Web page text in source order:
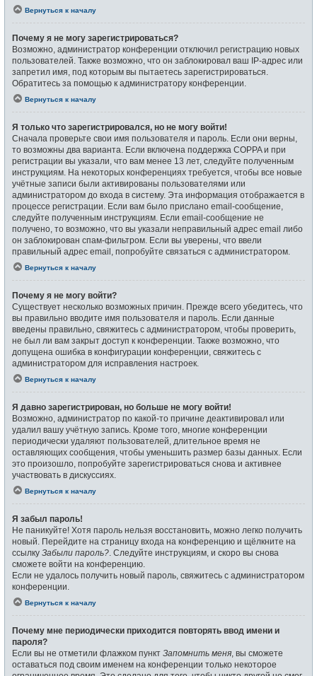
Вернуться к началу
Почему я не могу зарегистрироваться?
Возможно, администратор конференции отключил регистрацию новых
пользователей. Также возможно, что он заблокировал ваш IP-адрес или
запретил имя, под которым вы пытаетесь зарегистрироваться.
Обратитесь за помощью к администратору конференции.
Вернуться к началу
Я только что зарегистрировался, но не могу войти!
Сначала проверьте свои имя пользователя и пароль. Если они верны,
то возможны два варианта. Если включена поддержка COPPA и при
регистрации вы указали, что вам менее 13 лет, следуйте полученным
инструкциям. На некоторых конференциях требуется, чтобы все новые
учётные записи были активированы пользователями или
администратором до входа в систему. Эта информация отображается в
процессе регистрации. Если вам было прислано email-сообщение,
следуйте полученным инструкциям. Если email-сообщение не
получено, то возможно, что вы указали неправильный адрес email либо
он заблокирован спам-фильтром. Если вы уверены, что ввели
правильный адрес email, попробуйте связаться с администратором.
Вернуться к началу
Почему я не могу войти?
Существует несколько возможных причин. Прежде всего убедитесь, что
вы правильно вводите имя пользователя и пароль. Если данные
введены правильно, свяжитесь с администратором, чтобы проверить,
не был ли вам закрыт доступ к конференции. Также возможно, что
допущена ошибка в конфигурации конференции, свяжитесь с
администратором для исправления настроек.
Вернуться к началу
Я давно зарегистрирован, но больше не могу войти!
Возможно, администратор по какой-то причине деактивировал или
удалил вашу учётную запись. Кроме того, многие конференции
периодически удаляют пользователей, длительное время не
оставляющих сообщения, чтобы уменьшить размер базы данных. Если
это произошло, попробуйте зарегистрироваться снова и активнее
участвовать в дискуссиях.
Вернуться к началу
Я забыл пароль!
Не паникуйте! Хотя пароль нельзя восстановить, можно легко получить
новый. Перейдите на страницу входа на конференцию и щёлкните на
ссылку Забыли пароль? . Следуйте инструкциям, и скоро вы снова
сможете войти на конференцию.
Если не удалось получить новый пароль, свяжитесь с администратором
конференции.
Вернуться к началу
Почему мне периодически приходится повторять ввод имени и
пароля?
Если вы не отметили флажком пункт Запомнить меня , вы сможете
оставаться под своим именем на конференции только некоторое